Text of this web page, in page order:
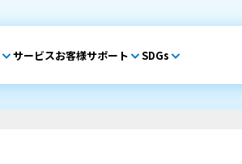
サービスお客様サポート SDGs